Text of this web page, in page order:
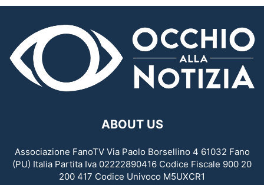
ABOUT US
Associazione FanoTV Via Paolo Borsellino 4 61032 Fano
(PU) Italia Partita Iva 02222890416 Codice Fiscale 900 20
200 417 Codice Univoco M5UXCR1